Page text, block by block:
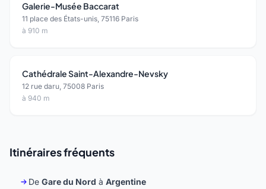
Galerie-Musée Baccarat
11 place des États-unis, 75116 Paris
à 910 m
Cathédrale Saint-Alexandre-Nevsky
12 rue daru, 75008 Paris
à 940 m
Itinéraires fréquents
De Gare du Nord à Argentine